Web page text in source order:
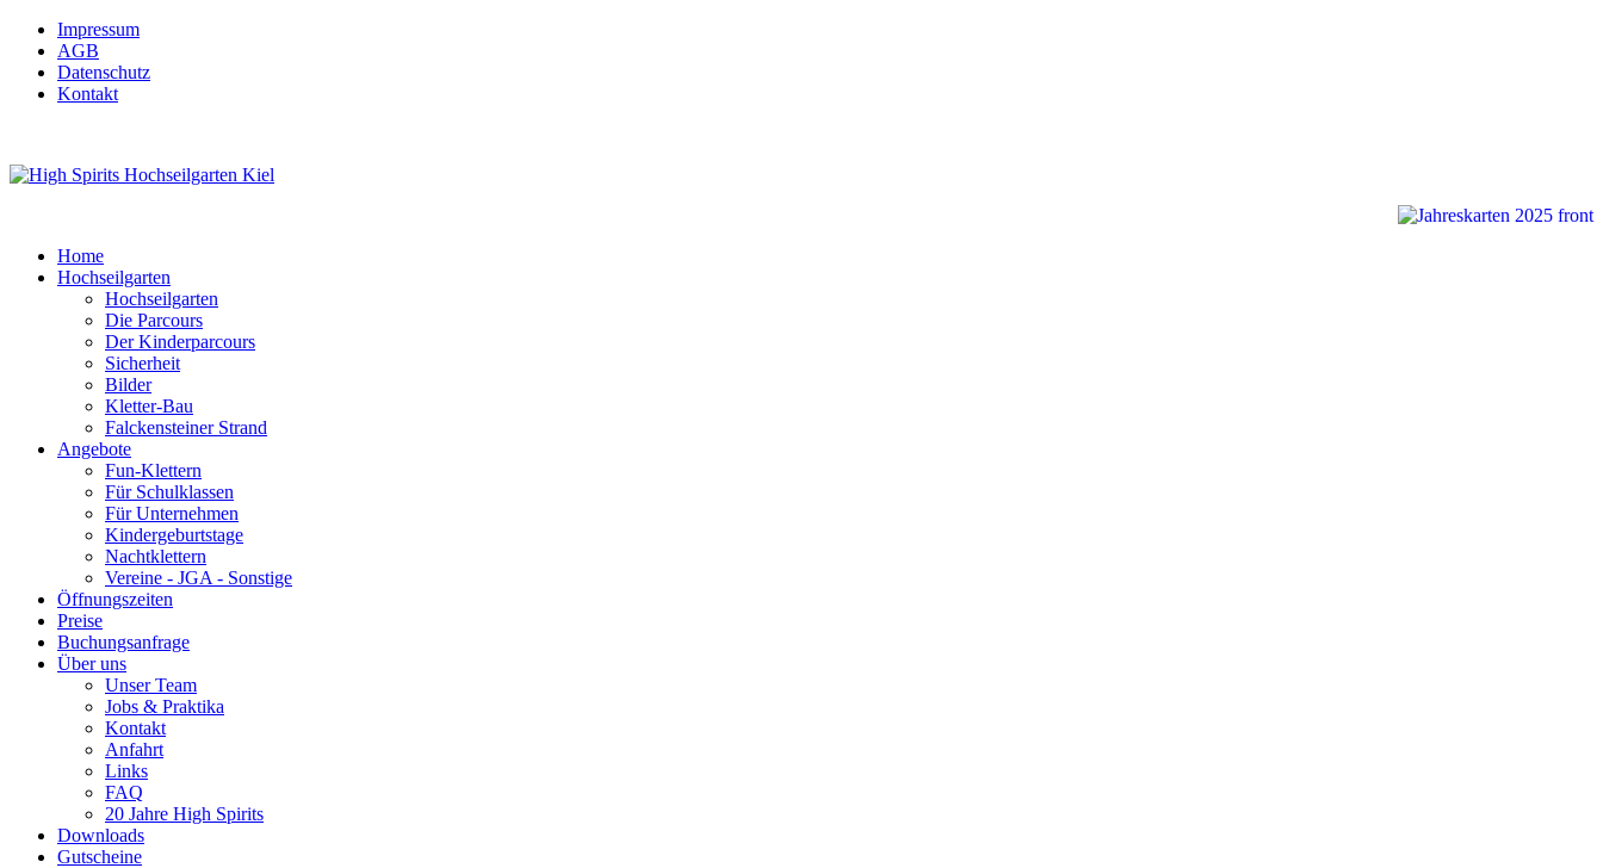
Impressum
AGB
Datenschutz
Kontakt
Home
Hochseilgarten
Hochseilgarten
Die Parcours
Der Kinderparcours
Sicherheit
Bilder
Kletter-Bau
Falckensteiner Strand
Angebote
Fun-Klettern
Für Schulklassen
Für Unternehmen
Kindergeburtstage
Nachtklettern
Vereine - JGA - Sonstige
Öffnungszeiten
Preise
Buchungsanfrage
Über uns
Unser Team
Jobs & Praktika
Kontakt
Anfahrt
Links
FAQ
20 Jahre High Spirits
Downloads
Gutscheine